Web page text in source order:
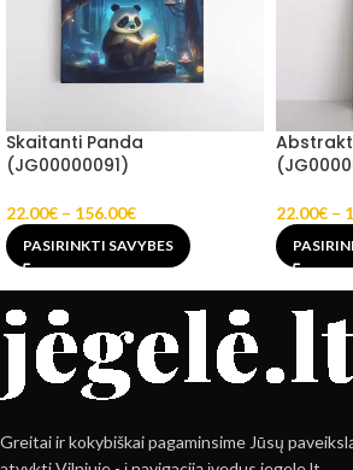
Skaitanti Panda
(JG00000091)
22.00€ – 156.00€
PASIRINKTI SAVYBES
22.00€ –
Greitai ir kokybiškai pagaminsime Jūsų